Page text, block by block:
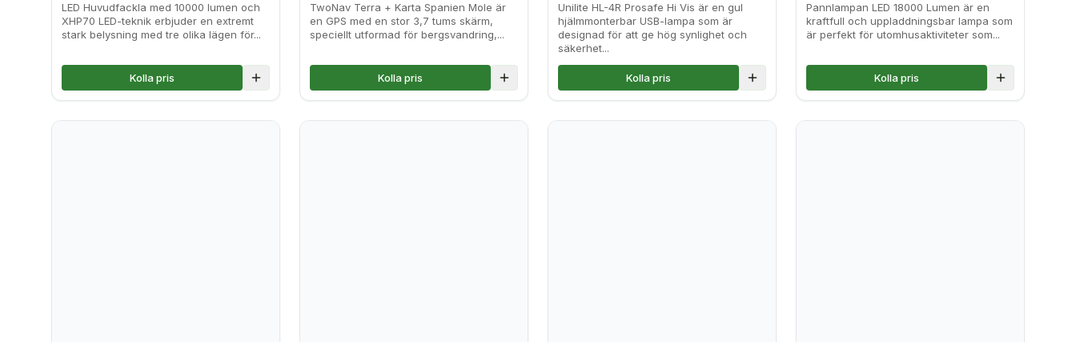
LED Huvudfackla med 10000 lumen och
XHP70 LED-teknik erbjuder en extremt
stark belysning med tre olika lägen för...
Kolla pris Lägg till i jämförelse
TwoNav Terra + Karta Spanien Mole är
en GPS med en stor 3,7 tums skärm,
speciellt utformad för bergsvandring,...
Kolla pris Lägg till i jämförelse
Unilite HL-4R Prosafe Hi Vis är en gul
hjälmmonterbar USB-lampa som är
designad för att ge hög synlighet och
säkerhet...
Kolla pris Lägg till i jämförelse
Pannlampan LED 18000 Lumen är en
kraftfull och uppladdningsbar lampa som
är perfekt för utomhusaktiviteter som...
Kolla pris Lägg till i